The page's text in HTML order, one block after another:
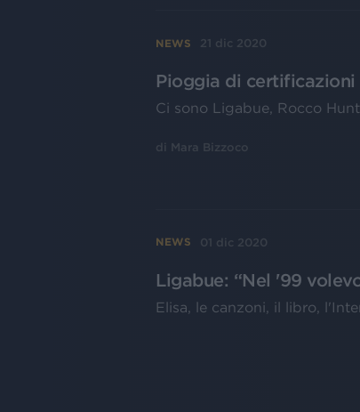
NEWS 21 dic 2020
Pioggia di
Ci sono Ligabue, Rocco
di Mara Bizzoco
NEWS 01 dic 2020
Ligabue: “Nel '99
Elisa, le canzoni, il libro,